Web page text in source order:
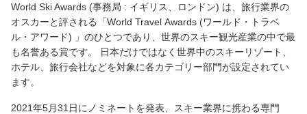
World Ski Awards (事務局 : イギリス、ロンドン) は、旅行業界の
オスカーと評される「World Travel Awards (ワールド・トラベ
ル・アワード) 」のひとつであり、世界のスキー観光産業の中で最
も名誉ある賞です。 日本だけではなく世界中のスキーリゾート、
ホテル、旅行会社などを対象に各カテゴリー部門が設定されてい
ます。
2021年5月31日にノミネートを発表、スキー業界に携わる専門